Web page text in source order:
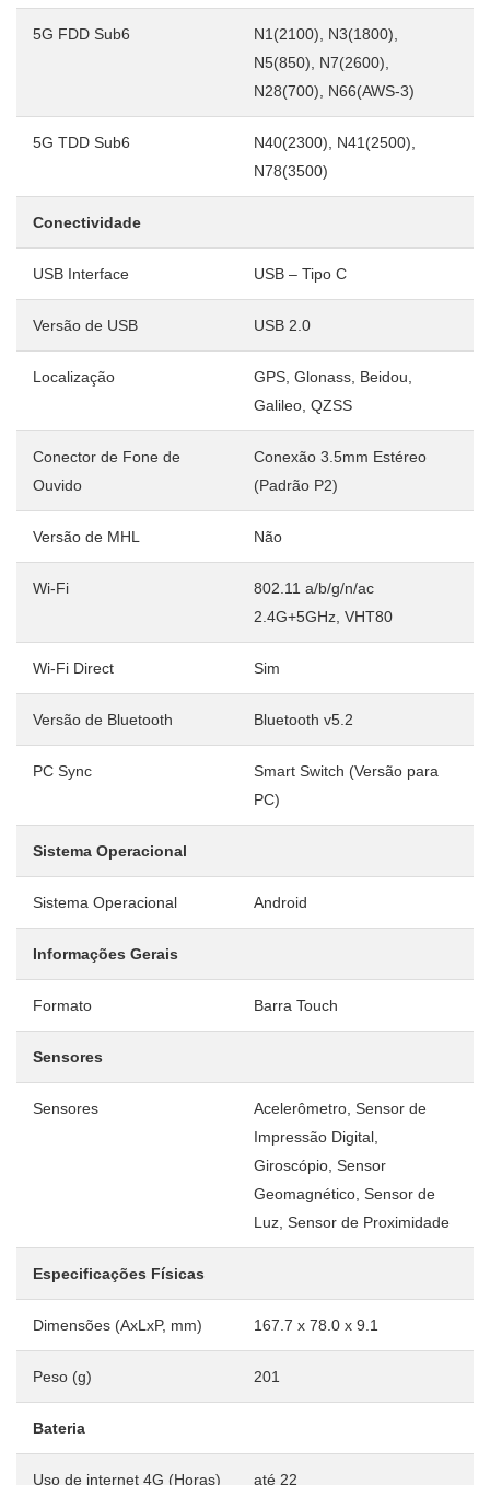
5G FDD Sub6
N1(2100), N3(1800),
N5(850), N7(2600),
N28(700), N66(AWS-3)
5G TDD Sub6
N40(2300), N41(2500),
N78(3500)
Conectividade
USB Interface USB – Tipo C
Versão de USB USB 2.0
Localização
GPS, Glonass, Beidou,
Galileo, QZSS
Conector de Fone de
Ouvido
Conexão 3.5mm Estéreo
(Padrão P2)
Versão de MHL Não
Wi-Fi
802.11 a/b/g/n/ac
2.4G+5GHz, VHT80
Wi-Fi Direct Sim
Versão de Bluetooth Bluetooth v5.2
PC Sync
Smart Switch (Versão para
PC)
Sistema Operacional
Sistema Operacional Android
Informações Gerais
Formato Barra Touch
Sensores
Sensores
Acelerômetro, Sensor de
Impressão Digital,
Giroscópio, Sensor
Geomagnético, Sensor de
Luz, Sensor de Proximidade
Especificações Físicas
Dimensões (AxLxP, mm) 167.7 x 78.0 x 9.1
Peso (g) 201
Bateria
Uso de internet 4G (Horas) até 22